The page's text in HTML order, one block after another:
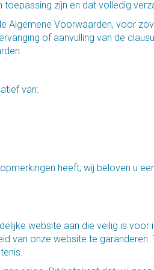
zijn en dat volledig
Algemene Voorwaarden, voor
of aanvulling van de
van:
heeft; wij beloven u
website aan die veilig is
van onze website te